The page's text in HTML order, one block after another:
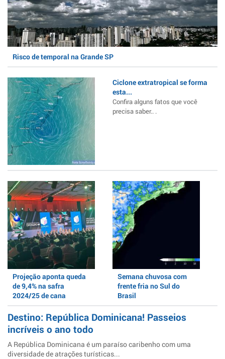
Risco de temporal na Grande SP
Ciclone extratropical se forma
esta...
Confira alguns fatos que você
precisa saber.. .
Projeção aponta queda
de 9,4% na safra
2024/25 de cana
Semana chuvosa com
frente fria no Sul do
Brasil
Destino: República Dominicana! Passeios
incríveis o ano todo
A República Dominicana é um paraíso caribenho com uma
diversidade de atrações turísticas...